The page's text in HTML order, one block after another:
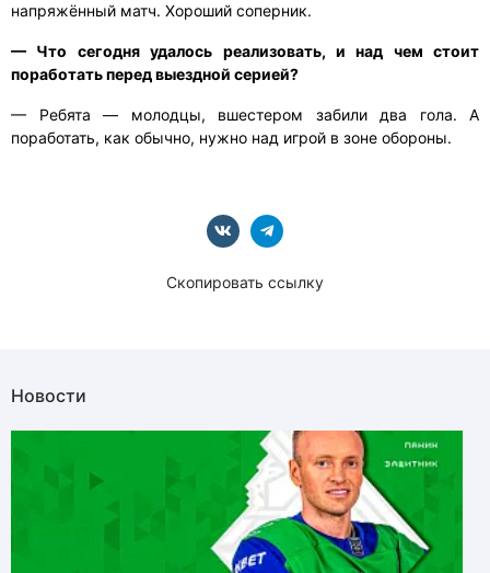
напряжённый матч. Хороший соперник.
— Что сегодня удалось реализовать, и над чем стоит
поработать перед выездной серией?
— Ребята — молодцы, вшестером забили два гола. А
поработать, как обычно, нужно над игрой в зоне обороны.
Скопировать ссылку
Новости